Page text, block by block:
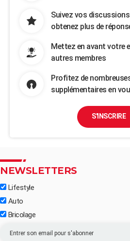
Suivez vos
obtenez plus de
Mettez en avant votre
autres membres
Profitez de
supplémentaires en
S'INSCRIRE
NEWSLETTERS
Lifestyle
Auto
Bricolage